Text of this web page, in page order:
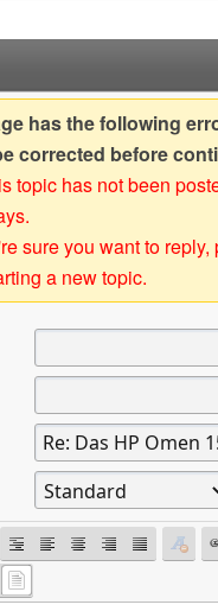
has the following
corrected before
topic has not been
sure you want to reply,
a new topic.